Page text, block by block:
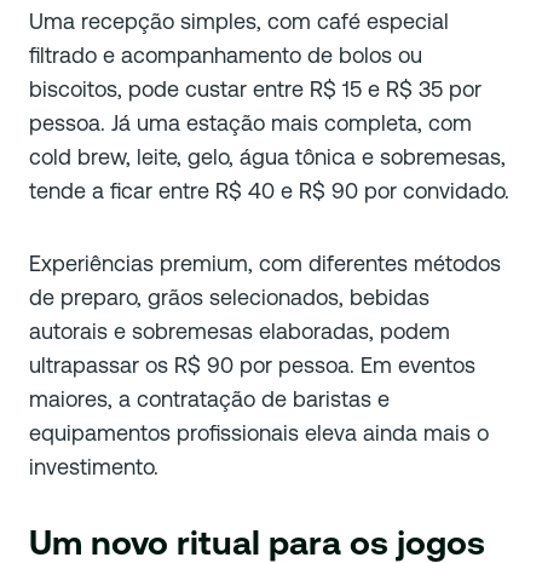
Uma recepção simples, com café especial
filtrado e acompanhamento de bolos ou
biscoitos, pode custar entre R$ 15 e R$ 35 por
pessoa. Já uma estação mais completa, com
cold brew, leite, gelo, água tônica e sobremesas,
tende a ficar entre R$ 40 e R$ 90 por convidado.
Experiências premium, com diferentes métodos
de preparo, grãos selecionados, bebidas
autorais e sobremesas elaboradas, podem
ultrapassar os R$ 90 por pessoa. Em eventos
maiores, a contratação de baristas e
equipamentos profissionais eleva ainda mais o
investimento.
Um novo ritual para os jogos